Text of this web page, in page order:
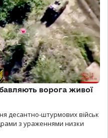
ворога живої
десантно-штурмових військ
з ураженнями низки